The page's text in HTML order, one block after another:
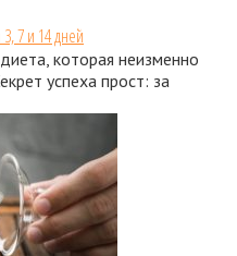
7 и 14 дней
которая неизменно
успеха прост: за